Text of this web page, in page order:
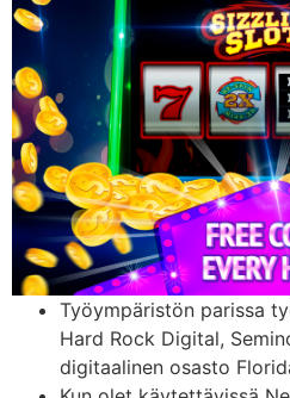
Työympäristön parissa
Hard Rock Digital,
digitaalinen osasto